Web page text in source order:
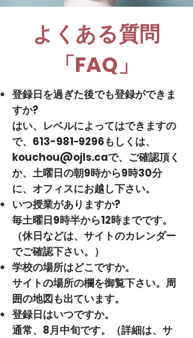
よくある質問
「FAQ」
登録日を過ぎた後でも登録ができま
すか?
はい、レベルによってはできますの
で、613-​981−9296​もしくは、
kouchou@ojls.caで、ご確認頂く
か、土曜日の朝9時から9時30分
に、オフィスにお越し下さい。
いつ授業がありますか?
毎土曜日9時半から12時までです。
（休日などは、サイトのカレンダー
でご確認下さい。）
学校の場所はどこですか。
サイトの場所の欄を御覧下さい。周
囲の地図も出ています。
登録日はいつですか。
通常、8月中旬です。（詳細は、サ